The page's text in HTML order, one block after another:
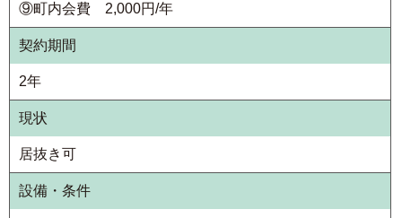
⑨町内会費 2,000円/年
契約期間
2年
現状
居抜き可
設備・条件